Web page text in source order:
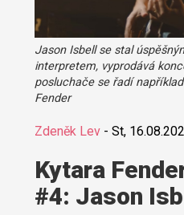
Jason Isbell se stal
interpretem, vyprodává
posluchače se řadí
Fender
Zdeněk Lev- St,
Kytara
#4: Jason